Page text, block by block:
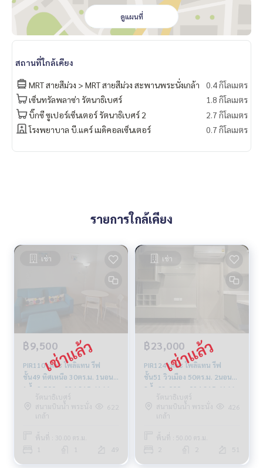
ดูแผนที่
สถานที่ใกล้เคียง
MRT สายสีม่วง > MRT สายสีม่วง สะพานพระนั่งเกล้า
0.4 กิโลเมตร
เซ็นทรัลพลาซ่า รัตนาธิเบศร์
1.8 กิโลเมตร
บิ๊กซี ซูเปอร์เซ็นเตอร์ รัตนาธิเบศร์ 2
2.7 กิโลเมตร
โรงพยาบาล บี.แคร์ เมดิคอลเซ็นเตอร์
0.7 กิโลเมตร
รายการใกล้เคียง
เช่า
฿9,500
PIR110 เดอะ โพลิแทน รีฟ
ชั้น49 ทิศเหนือ 30ตร.ม. 1นอน
1น้ำ 9,500บ. 094-315-6166
รัตนาธิเบศร์
สนามบินน้ำ พระนั่ง
เกล้า
622
พื้นที่ : 30.00 ตร.ม.
49
เช่า
฿23,000
PIR124 เดอะ โพลิแทน รีฟ
ชั้น51 วิวเมือง 50ตร.ม. 2นอน
2น้ำ 23,000บ. 094-315-6166
รัตนาธิเบศร์
สนามบินน้ำ พระนั่ง
เกล้า
426
พื้นที่ : 50.00 ตร.ม.
51